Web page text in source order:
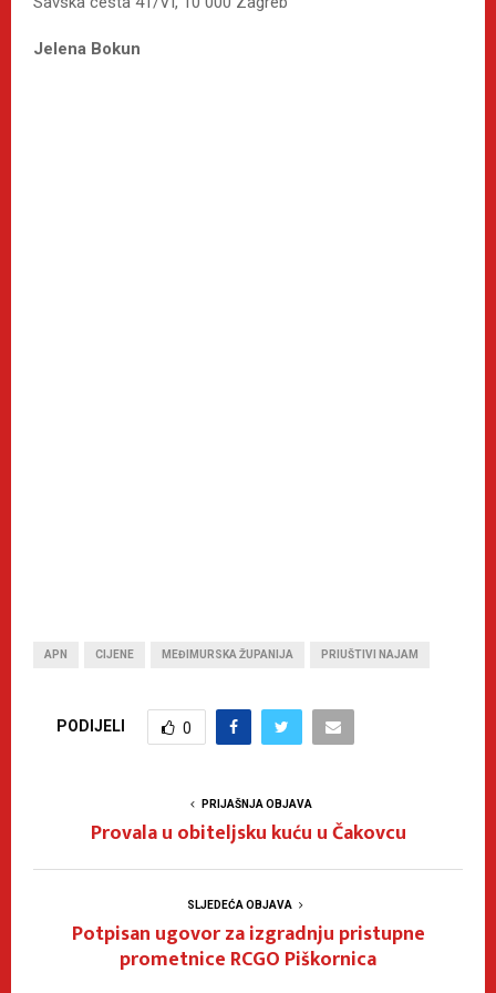
Jelena Bokun
APN CIJENE MEĐIMURSKA ŽUPANIJA PRIUŠTIVI NAJAM
PODIJELI 0
PRIJAŠNJA OBJAVA
Provala u obiteljsku kuću u Čakovcu
SLJEDEĆA OBJAVA
Potpisan ugovor za izgradnju pristupne
prometnice RCGO Piškornica